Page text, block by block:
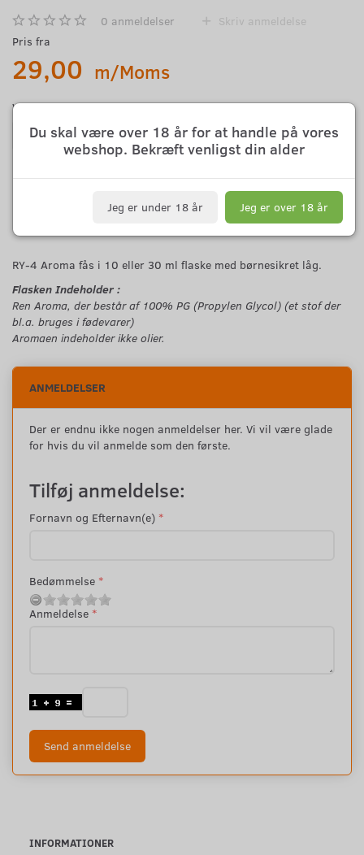
0 anmeldelser
Skriv anmeldelse
Pris fra
29,00 m/Moms
Vælg mængde:
Det valgte produkt kan desværre ikke bestilles.
RY-4 Aroma fås i 10 eller 30 ml flaske med børnesikret låg.
Flasken Indeholder :
Ren Aroma, der består af 100% PG (Propylen Glycol) (et stof der
bl.a. bruges i fødevarer)
Aromaen indeholder ikke olier.
ANMELDELSER
Der er endnu ikke nogen anmeldelser her. Vi vil være glade
for hvis du vil anmelde som den første.
Tilføj anmeldelse:
Fornavn og Efternavn(e)
Bedømmelse
Anmeldelse
Send anmeldelse
INFORMATIONER
Du skal være over 18 år for at handle på vores
webshop. Bekræft venligst din alder
Jeg er under 18 år Jeg er over 18 år